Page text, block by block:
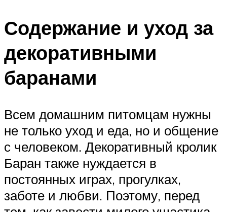
Содержание и уход за
декоративными
баранами
Всем домашним питомцам нужны
не только уход и еда, но и общение
с человеком. Декоративный кролик
Баран также нуждается в
постоянных играх, прогулках,
заботе и любви. Поэтому, перед